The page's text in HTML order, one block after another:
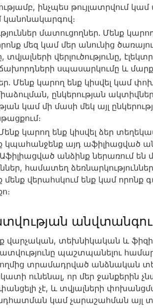
ինչպես թույլատրվում
կանոնակարգով։
մատուցողներ. Մենք
մեզ կամ մեր անունից
տվյալների վերլուծությունը,
սպասարկումը և
Մենք կարող ենք կիսվել կամ
ընկերության
կամ մի մասի մեկ այլ
կարող ենք կիսվել ձեր
կպահանջենք այդ աֆիլիացված
անձինք ներառում են
համատեղ
մենք վերահսկում ենք կամ որոնք
վարչական, տեխնիկական և
պաշտպանելու
տրամադրված անձնական
ունենալ, որ մեր ջանքերին
չէ, և տվյալների
կամ չարաշահման այլ